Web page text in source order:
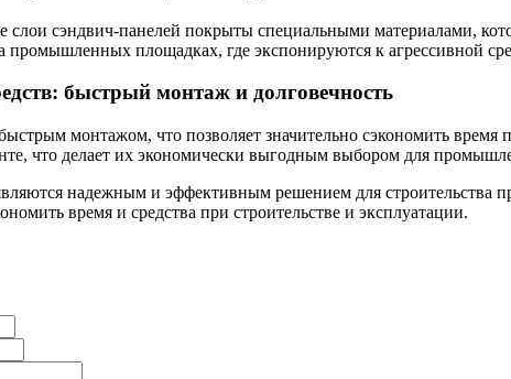
слои сэндвич-панелей покрыты специальными материалами,
промышленных площадках, где экспонируются к агрессивной
быстрый монтаж и долговечность
монтажом, что позволяет значительно сэкономить время
что делает их экономически выгодным выбором для
надежным и эффективным решением для
время и средства при строительстве и эксплуатации.